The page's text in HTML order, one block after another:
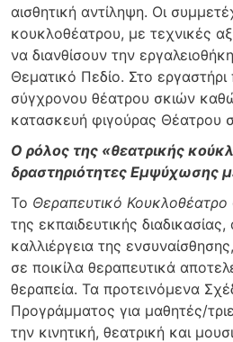
αισθητική αντίληψη. Οι
κουκλοθέατρου, με τεχνικές
να διανθίσουν την
Θεματικό Πεδίο. Στο
σύγχρονου θέατρου σκιών
κατασκευή φιγούρας Θέατρου
Ο ρόλος της «θεατρικής
δραστηριότητες Εμψύχωσης
Το Θεραπευτικό Κουκλοθέατρο
της εκπαιδευτικής
καλλιέργεια της
σε ποικίλα θεραπευτικά
θεραπεία. Τα προτεινόμενα
Προγράμματος για μαθητές/
την κινητική, θεατρική και